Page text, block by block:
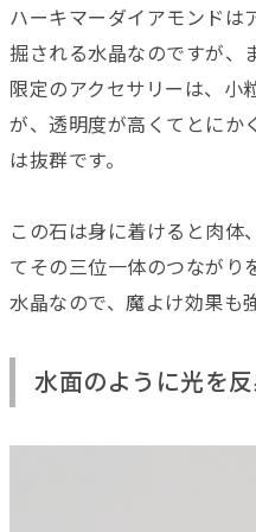
ハーキマーダイアモンドは
掘される水晶なのですが、
限定のアクセサリーは、小
が、透明度が高くてとにか
は抜群です。
この石は身に着けると肉体
てその三位一体のつながり
水晶なので、魔よけ効果も
水面のように光を